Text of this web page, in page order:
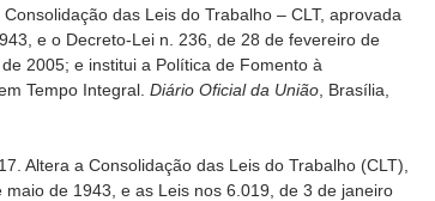
das Leis do Trabalho – CLT, aprovada
e o Decreto-Lei n. 236, de 28 de fevereiro de
2005; e institui a Política de Fomento à
Tempo Integral. Diário Oficial da União , Brasília,
Altera a Consolidação das Leis do Trabalho (CLT),
de 1943, e as Leis nos 6.019, de 3 de janeiro